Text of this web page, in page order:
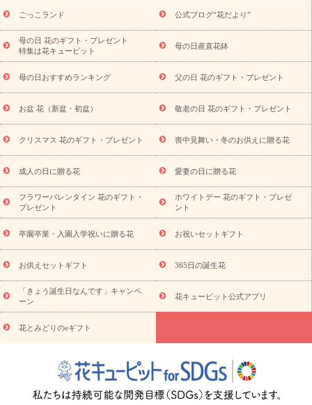
ら探す
お祝いの花特集 当日配達特急便 お祝い商品一覧
念日
結婚祝い 出産祝い 退院祝い・快気祝い
寿祝い
プチギフト ペットのお祝いフラワー
供え・お悔やみ商品一覧
お供え・お悔やみの花
四十九日法要以
降に贈る花
通夜・葬儀に贈る花
お供え お花とセットギフト
お供え プリザーブドフラワー
ペットのお供えフラワー
お盆（新
盆・初盆）
その他 お祝い返し お見舞い
お取り寄せギフト
ビジネス用
ご自宅用 観葉植物 ミディ胡蝶蘭
プリザーブ
ドフラワー
スタイルから探す アレンジメント 花束
スタ
ンド花
お祝い お供え・お悔やみ 胡蝶蘭 胡蝶蘭・花鉢
ディ胡蝶蘭・お祝い
ミディ胡蝶蘭・お供え
世界初の青色胡蝶蘭
観葉植物
観葉植物 産直多肉植物
プリザーブドフラワー
お祝い
お供え・お悔やみ 花とセットギフト
セミオーダー
プチギフト（hanamore -ハナモア-）
花とみどりのeギフト
キューピットのeGfit
カラー ピンク イエローオレンジ
レッ
ド
お花の種類 トルコキキョウ
お祝い お祝い・3000円～ お祝い・4000円～
お祝い・
5000円～
お祝い・7000円～ お祝い・ 10000円～
お供え・お
悔やみ
円～
お供え・お悔やみ・
読み物
いのマナー
定年退職祝いのマナー
お祝いを贈るときのマナー・
花キューピットのお祝いコラム一覧
誕生日のお花を「色
彩心理学」で選ぶ方法
結婚祝いの予算相場
出産祝いお役立ち情
ごっこランド 公式ブログ“花だより”
母の日 花のギフト・プレゼント
特集は花キューピット
母の日産直花鉢
母の日おすすめランキング 父の日 花のギフト・プレゼント
お盆 花（新盆・初盆） 敬老の日 花のギフト・プレゼント
クリスマス 花のギフト・プレゼント 喪中見舞い・冬のお供えに贈る花
成人の日に贈る花 愛妻の日に贈る花
フラワーバレンタイン 花のギフト・
プレゼント
ホワイトデー 花のギフト・プレゼ
ント
卒園卒業・入園入学祝いに贈る花 お祝いセットギフト
お供えセットギフト 365日の誕生花
「きょう誕生日なんです」キャンペ
ーン
花キューピット公式アプリ
花とみどりのeギフト